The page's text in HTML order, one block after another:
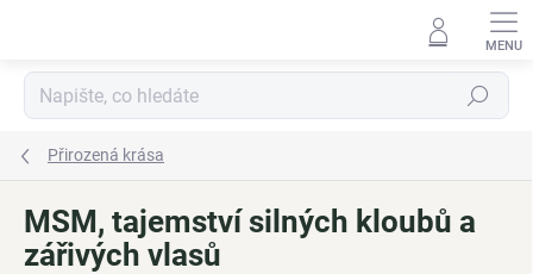
Hledat
Přirozená krása
MSM, tajemství silných kloubů a
zářivých vlasů